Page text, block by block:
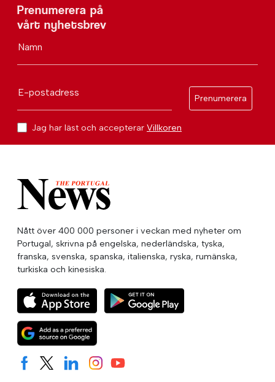
Prenumerera på
vårt nyhetsbrev
Namn
E-postadress
Prenumerera
Jag har läst och accepterar Villkoren
Nått över 400 000 personer i veckan med nyheter om
Portugal, skrivna på engelska, nederländska, tyska,
franska, svenska, spanska, italienska, ryska, rumänska,
turkiska och kinesiska.